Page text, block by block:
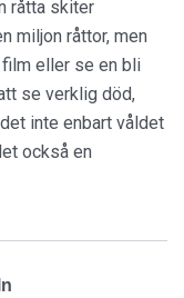
råtta skiter
miljon råttor, men
eller se en bli
se verklig död,
inte enbart våldet
också en